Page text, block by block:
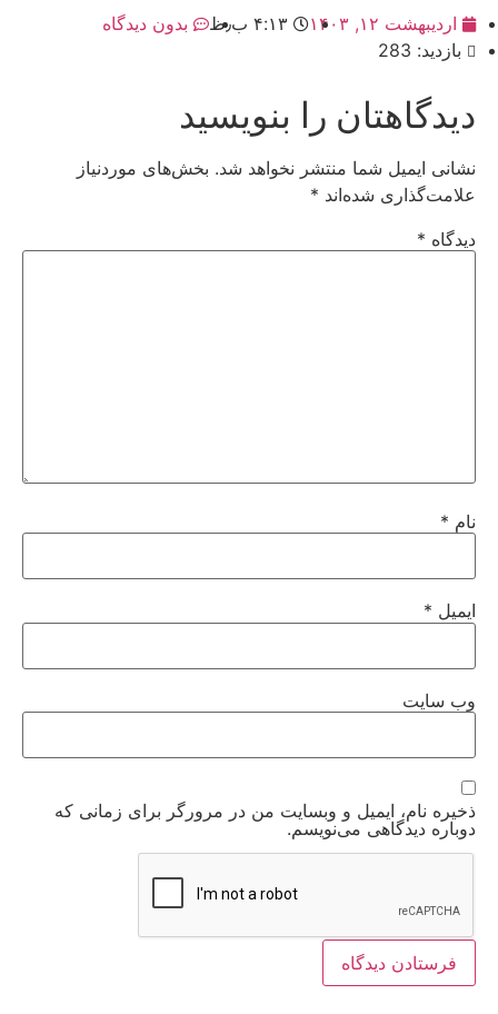
اردیبهشت ۱۲, ۱۴۰۳ ۴:۱۳ ب٫ظ
بدون دیدگاه
بازدید: 283
دیدگاهتان را بنویسید
نشانی ایمیل شما منتشر نخواهد شد. بخش‌های موردنیاز
علامت‌گذاری شده‌اند *
دیدگاه *
نام *
ایمیل *
وب‌ سایت
ذخیره نام، ایمیل و وبسایت من در مرورگر برای زمانی که
دوباره دیدگاهی می‌نویسم.